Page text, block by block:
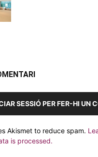
SESSIÓ PER FER-HI UN
Akismet to reduce spam.
is processed.